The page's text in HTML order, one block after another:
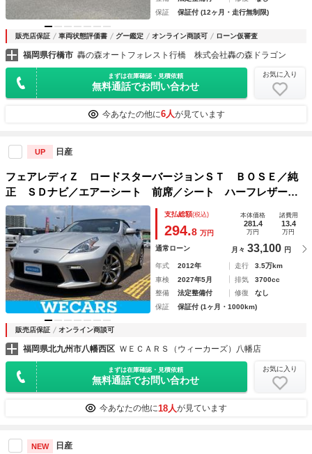
保証
保証付 (12ヶ月・走行無制限)
販売店保証 車両状態評価書 グー鑑定 オンライン商談可 ローン仮審査
福岡県行橋市 轟の森オートフォレスト行橋 株式会社轟の森ドラゴン
まずは在庫確認・見積依頼
無料通話でお問い合わせ
お気に入り
今あなたの他に6人が見ています
UP 日産
フェアレディＺ ロードスターバージョンＳＴ ＢＯＳＥ／純
正 ＳＤナビ／エアーシート 前席／シート ハーフレザー／
ドライブレコーダー 前後／ヘッドランプ ＨＩＤ／ＥＴＣ／
ＥＢＤ付ＡＢＳ／横滑り防止装置／バックモニター／フルセグ
ＴＶ
支払総額(税込)
294.8 万円
本体価格
281.4
万円
諸費用
13.4
万円
通常ローン 月々 33,100 円
年式 2012年 走行
3.5万km
車検
2027年5月 排気
3700cc
整備
法定整備付 修復
なし
保証
保証付 (1ヶ月・1000km)
販売店保証 オンライン商談可
福岡県北九州市八幡西区 ＷＥＣＡＲＳ（ウィーカーズ）八幡店
まずは在庫確認・見積依頼
無料通話でお問い合わせ
お気に入り
今あなたの他に18人が見ています
NEW 日産